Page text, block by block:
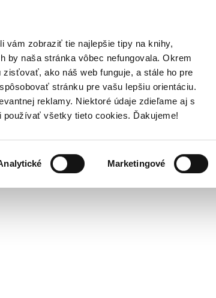
vám zobraziť tie najlepšie tipy na knihy,
by naša stránka vôbec nefungovala. Okrem
ako náš web funguje, a stále ho pre
stránku pre vašu lepšiu orientáciu.
reklamy. Niektoré údaje zdieľame aj s
všetky tieto cookies. Ďakujeme!
Marketingové